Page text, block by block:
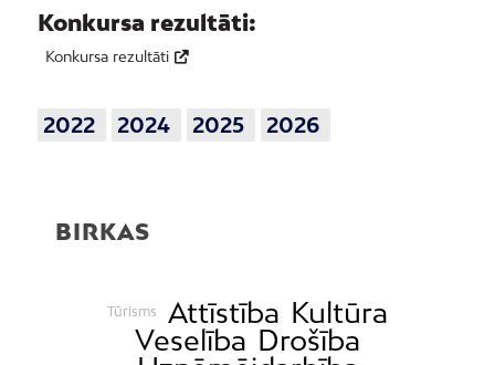
Konkursa rezultāti:
Konkursa rezultāti
2022 2024 2025 2026
BIRKAS
Tūrisms Attīstība Kultūra
Veselība Drošība